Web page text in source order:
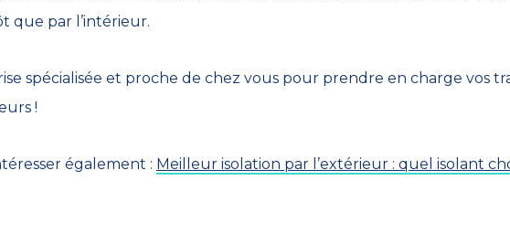
que par l’intérieur.
spécialisée et proche de chez vous pour prendre en charge vos
!
également : Meilleur isolation par l’extérieur : quel isolant